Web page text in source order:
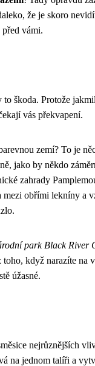
že je skoro
před vámi.
škoda. Protože
vás překvapení.
zemí? To je
jako by někdo
zahrady
obřími lekníny a
park Black River
když narazíte na
úžasné.
nejrůznějších
na jednom talíři a